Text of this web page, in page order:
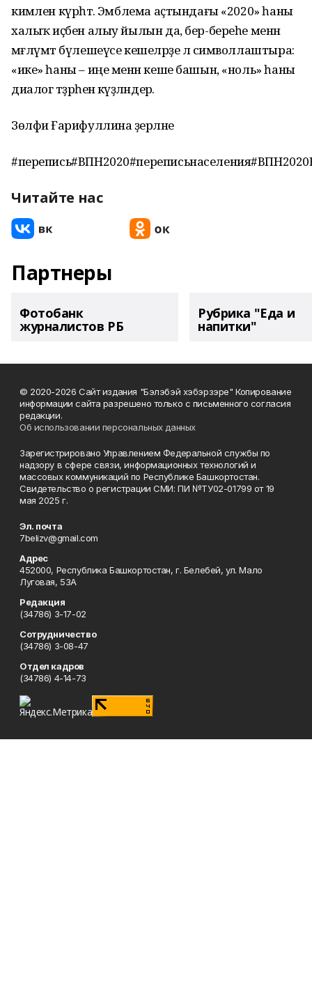
кимәлен күрһәтә. Эмблема аҫтындағы «2020» һаны
халыҡ иҫәбен алыу йылын да, бер-береһе менән
мәғлүмәт бүлешеүсе кешеләрҙе лә символлаштыра:
«ике» һаны – иңе менән кеше башын, «ноль» һаны
диалог тәҙрәһен кәүҙәләндерә.
Зөлфиә Ғарифуллина әҙерләне
Читайте нас
Партнеры
Фотобанк
журналистов РБ
Рубрика "Еда и
напитки"
© 2020-2026 Сайт издания "Бэлэбэй хэбэрзэре" Копирование
информации сайта разрешено только с письменного согласия
редакции.
Об использовании персональных данных
Зарегистрировано Управлением Федеральной службы по
надзору в сфере связи, информационных технологий и
массовых коммуникаций по Республике Башкортостан.
Свидетельство о регистрации СМИ: ПИ №ТУ02-01799 от 19
мая 2025 г.
Эл. почта
7belizv@gmail.com
Адрес
452000, Республика Башкортостан, г. Белебей, ул. Мало
Луговая, 53А
Редакция
(34786) 3-17-02
Сотрудничество
(34786) 3-08-47
Отдел кадров
(34786) 4-14-73